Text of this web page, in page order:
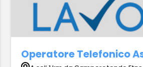
Operatore Telefonico